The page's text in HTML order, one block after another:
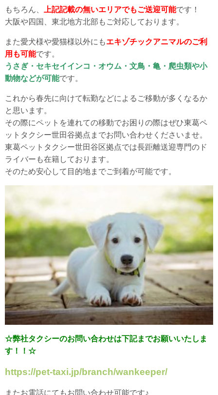
もちろん、 上記記載の無いエリアでもご送迎可能です！
大阪や四国、東北地方北部もご対応しております。
また愛犬様や愛猫様以外にもエキゾチックアニマルのご利
用も可能です。
うさぎ・セキセイインコ・オウム・文鳥・亀・爬虫類や小
動物などが可能です。
これから春先に向けて転勤などによるご移動が多くなるか
と思います。
その際にペットを連れての移動でお困りの際はぜひ東葛ペ
ットタクシー世田谷拠点までお問い合わせくださいませ。
東葛ペットタクシー世田谷区拠点では長距離送迎専門のド
ライバーも在籍しております。
そのため安心して目的地までご到着が可能です。
☆弊社タクシーのお問い合わせは下記までお願いいたしま
す！！☆
https://pet-taxi.jp/branch/wankeeper/
またお電話にてもお問い合わせ可能です♪